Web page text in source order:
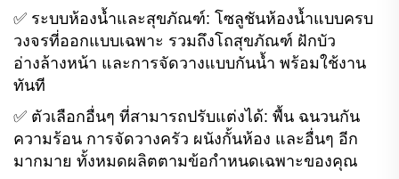
✅ ระบบห้องน้ำและสุขภัณฑ์: โซลูชันห้องน้ำแบบครบ
วงจรที่ออกแบบเฉพาะ รวมถึงโถสุขภัณฑ์ ฝักบัว
อ่างล้างหน้า และการจัดวางแบบกันน้ำ พร้อมใช้งาน
ทันที
✅ ตัวเลือกอื่นๆ ที่สามารถปรับแต่งได้: พื้น ฉนวนกัน
ความร้อน การจัดวางครัว ผนังกั้นห้อง และอื่นๆ อีก
มากมาย ทั้งหมดผลิตตามข้อกำหนดเฉพาะของคุณ